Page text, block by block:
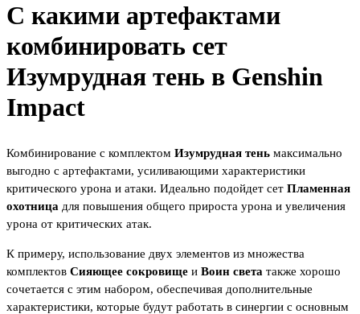
С какими артефактами
комбинировать сет
Изумрудная тень в Genshin
Impact
Комбинирование с комплектом Изумрудная тень максимально
выгодно с артефактами, усиливающими характеристики
критического урона и атаки. Идеально подойдет сет Пламенная
охотница для повышения общего прироста урона и увеличения
урона от критических атак.
К примеру, использование двух элементов из множества
комплектов Сияющее сокровище и Воин света также хорошо
сочетается с этим набором, обеспечивая дополнительные
характеристики, которые будут работать в синергии с основным